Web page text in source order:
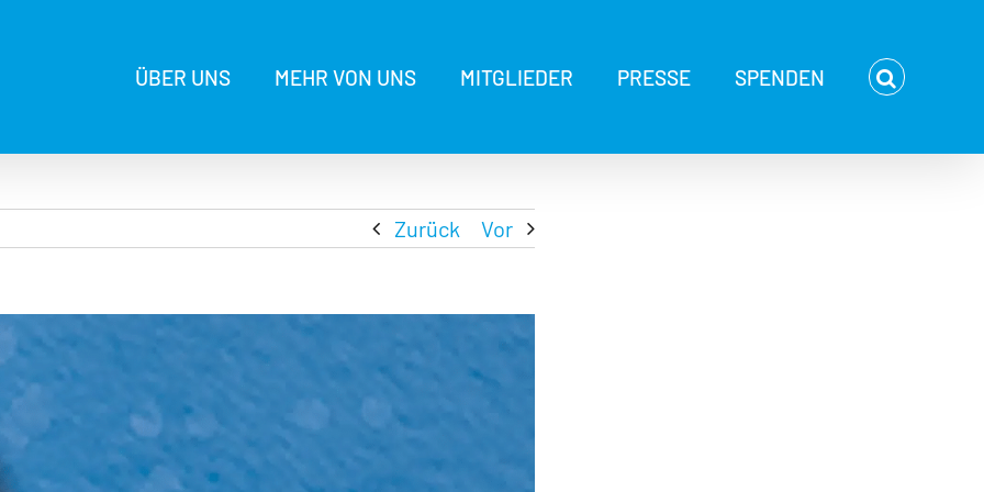
ÜBER UNS MEHR VON UNS MITGLIEDER PRESSE SPENDEN
Zurück Vor